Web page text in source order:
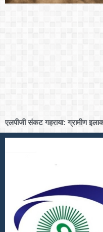
एलपीजी संकट गहराया: ग्रामीण